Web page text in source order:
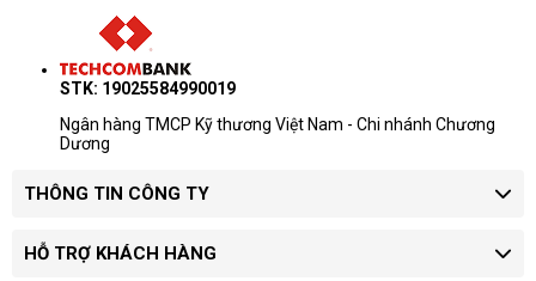
STK: 19025584990019
Ngân hàng TMCP Kỹ thương Việt Nam - Chi nhánh Chương
Dương
THÔNG TIN CÔNG TY
HỖ TRỢ KHÁCH HÀNG